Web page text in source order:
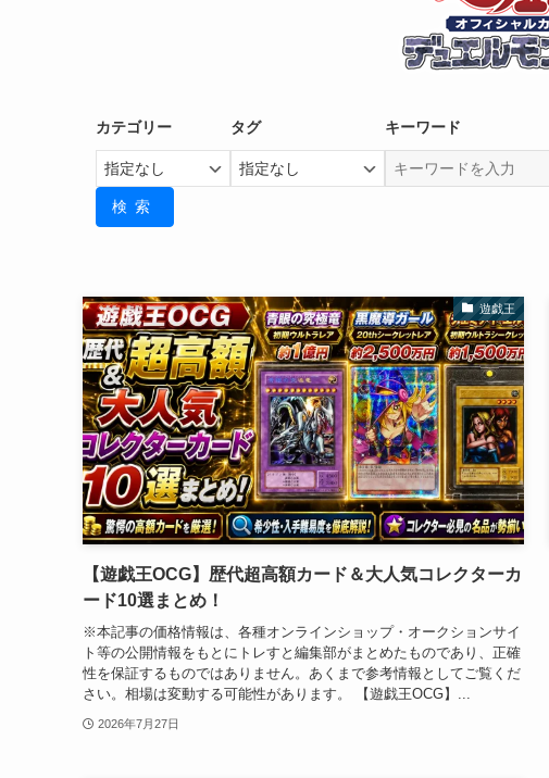
カテゴリー タグ キーワード
検索
遊戯王
【遊戯王OCG】歴代超高額カード＆大人気コレクターカ
ード10選まとめ！
※本記事の価格情報は、各種オンラインショップ・オークションサイ
ト等の公開情報をもとにトレすと編集部がまとめたものであり、正確
性を保証するものではありません。あくまで参考情報としてご覧くだ
さい。相場は変動する可能性があります。 【遊戯王OCG】...
2026年7月27日